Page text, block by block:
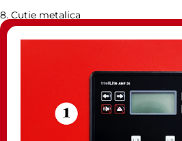
8. Cutie metalica